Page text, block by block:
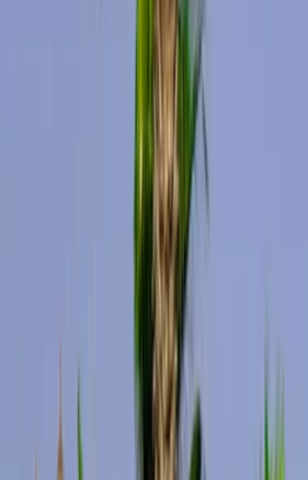
خض تجربة الاستئجار والقيادة الذاتية
إس 400 سيارة فاخرة في
بالعروض المباشرة بأسعار يومية
مجانًا من مطار طنجة الدولي. للتأكد من
موقعك أو طنجة المطار بالتاريخ والموعد
من شركة التأجير. تواصل معها عبر
في الإمارات.يتولى شركاء تأجير
أحدث الأسعار. كل ما عليك فعله تصفح
قائمة مختصرة والتواصل مع شركة تأجير
سعر. كن مطمئنًا من حصولك على
ملاحظة:
تحديث القوائم المذكورة